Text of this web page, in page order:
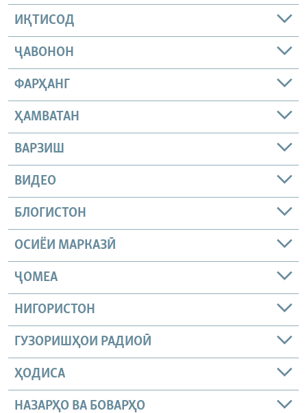
ИҚТИСОД
ҶАВОНОН
ФАРҲАНГ
ҲАМВАТАН
ВАРЗИШ
ВИДЕО
БЛОГИСТОН
ОСИЁИ МАРКАЗӢ
ҶОМEА
НИГОРИСТОН
ГУЗОРИШҲОИ РАДИОӢ
ҲОДИСА
НАЗАРҲО ВА БОВАРҲО